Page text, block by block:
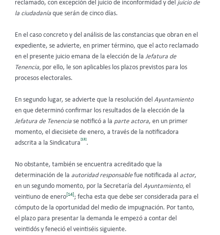
reclamado, con excepción del juicio de inconformidad y del juicio de
la ciudadanía que serán de cinco días.
En el caso concreto y del análisis de las constancias que obran en el
expediente, se advierte, en primer término, que el acto reclamado
en el presente juicio emana de la elección de la Jefatura de
Tenencia, por ello, le son aplicables los plazos previstos para los
procesos electorales.
En segundo lugar, se advierte que la resolución del Ayuntamiento
en que determinó confirmar los resultados de la elección de la
Jefatura de Tenencia se notificó a la parte actora, en un primer
momento, el diecisiete de enero, a través de la notificadora
adscrita a la Sindicatura
[13]
.
No obstante, también se encuentra acreditado que la
determinación de la autoridad responsablefue notificada al actor,
en un segundo momento, por la Secretaría del Ayuntamiento, el
veintiuno de enero [14] ; fecha esta que debe ser considerada para el
cómputo de la oportunidad del medio de impugnación. Por tanto,
el plazo para presentar la demanda le empezó a contar del
veintidós y feneció el veintiséis siguiente.